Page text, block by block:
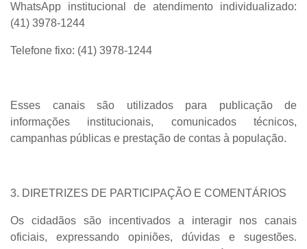
WhatsApp institucional de atendimento individualizado:
(41) 3978-1244
Telefone fixo: (41) 3978-1244
Esses canais são utilizados para publicação de
informações institucionais, comunicados técnicos,
campanhas públicas e prestação de contas à população.
3. DIRETRIZES DE PARTICIPAÇÃO E COMENTÁRIOS
Os cidadãos são incentivados a interagir nos canais
oficiais, expressando opiniões, dúvidas e sugestões.